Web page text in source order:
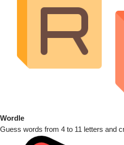
Wordle
Guess words from 4 to 11 letters and